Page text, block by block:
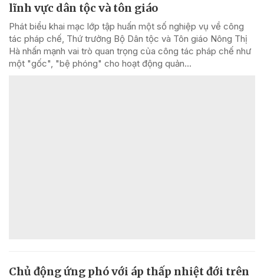
lĩnh vực dân tộc và tôn giáo
Phát biểu khai mạc lớp tập huấn một số nghiệp vụ về công
tác pháp chế, Thứ trưởng Bộ Dân tộc và Tôn giáo Nông Thị
Hà nhấn mạnh vai trò quan trọng của công tác pháp chế như
một "gốc", "bệ phóng" cho hoạt động quản...
Chủ động ứng phó với áp thấp nhiệt đới trên